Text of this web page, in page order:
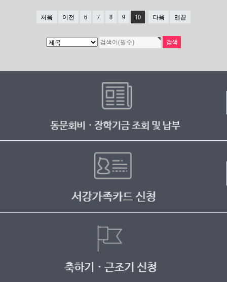
처음 이전 6 7 8 9 10 다음 맨끝